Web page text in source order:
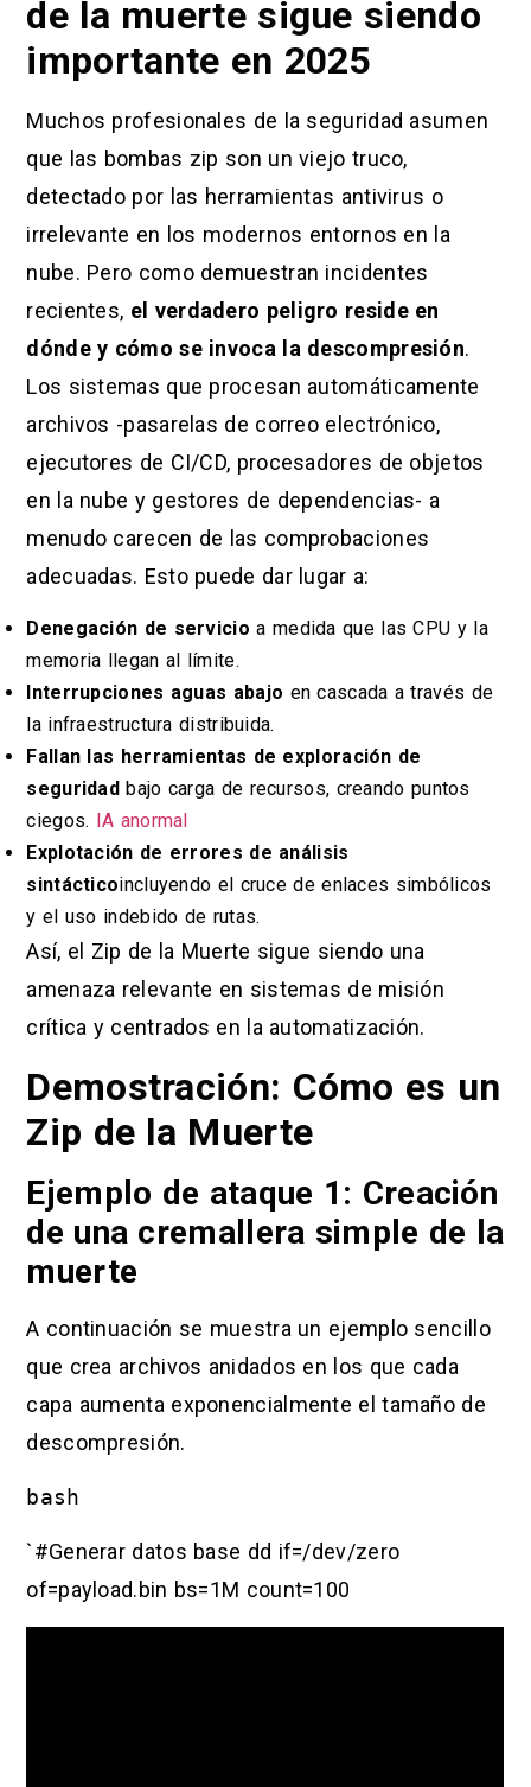
de la muerte sigue siendo
importante en 2025
Muchos profesionales de la seguridad asumen
que las bombas zip son un viejo truco,
detectado por las herramientas antivirus o
irrelevante en los modernos entornos en la
nube. Pero como demuestran incidentes
recientes, el verdadero peligro reside en
dónde y cómo se invoca la descompresión.
Los sistemas que procesan automáticamente
archivos -pasarelas de correo electrónico,
ejecutores de CI/CD, procesadores de objetos
en la nube y gestores de dependencias- a
menudo carecen de las comprobaciones
adecuadas. Esto puede dar lugar a:
Denegación de servicio a medida que las CPU y la
memoria llegan al límite.
Interrupciones aguas abajo en cascada a través de
la infraestructura distribuida.
Fallan las herramientas de exploración de
seguridad bajo carga de recursos, creando puntos
ciegos.
IA anormal
Explotación de errores de análisis
sintácticoincluyendo el cruce de enlaces simbólicos
y el uso indebido de rutas.
Así, el Zip de la Muerte sigue siendo una
amenaza relevante en sistemas de misión
crítica y centrados en la automatización.
Demostración: Cómo es un
Zip de la Muerte
Ejemplo de ataque 1: Creación
de una cremallera simple de la
muerte
A continuación se muestra un ejemplo sencillo
que crea archivos anidados en los que cada
capa aumenta exponencialmente el tamaño de
descompresión.
bash
`#Generar datos base dd if=/dev/zero
of=payload.bin bs=1M count=100